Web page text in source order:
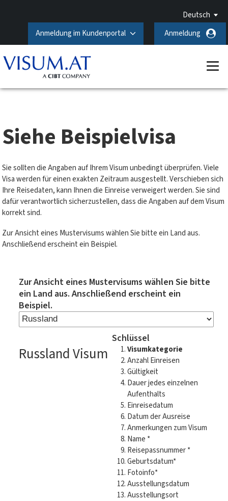
Deutsch
Anmeldung im Kundenportal
Anmeldung
Siehe Beispielvisa
Sie sollten die Angaben auf Ihrem Visum unbedingt überprüfen. Viele
Visa werden für einen exakten Zeitraum ausgestellt. Verschieben sich
Ihre Reisedaten, kann Ihnen die Einreise verweigert werden. Sie sind
dafür verantwortlich sicherzustellen, dass die Angaben auf dem Visum
korrekt sind.
Zur Ansicht eines Mustervisums wählen Sie bitte ein Land aus.
Anschließend erscheint ein Beispiel.
Zur Ansicht eines Mustervisums wählen Sie bitte
ein Land aus. Anschließend erscheint ein
Beispiel.
Schlüssel
Visumkategorie
Anzahl Einreisen
Gültigkeit
Dauer jedes einzelnen
Aufenthalts
Einreisedatum
Datum der Ausreise
Anmerkungen zum Visum
Name *
Reisepassnummer *
Geburtsdatum*
Fotoinfo*
Ausstellungsdatum
Ausstellungsort
Russland Visum